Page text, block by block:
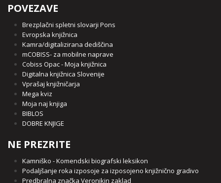
POVEZAVE
Brezplačni spletni slovarji Pons
Evropska knjižnica
Kamra/digitalizirana dediščina
mCOBISS- za mobilne naprave
Cobiss Opac - Moja knjižnica
Digitalna knjižnica Slovenije
Vprašaj knjižničarja
Mega kviz
Moja naj knjiga
BIBLOS
DOBRE KNJIGE
NE PREZRITE
Kamniško - Komendski biografski leksikon
Podaljšanje roka izposoje za izposojeno knjižnično gradivo
Predbralna značka Veronikin zaklad